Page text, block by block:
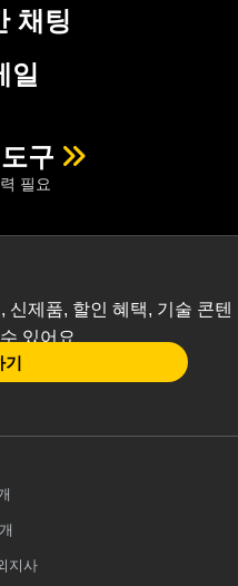
채팅
일
구
필요
제품, 할인 혜택, 기술 콘텐
있어요
기
지사